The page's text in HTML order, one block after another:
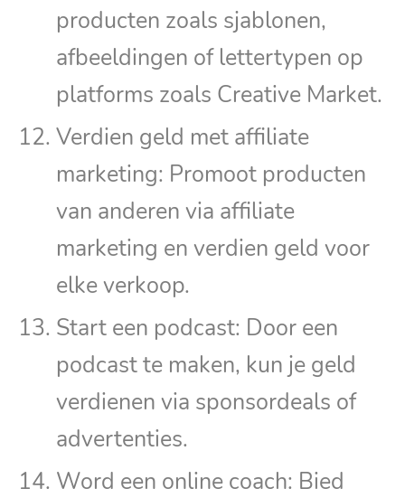
producten zoals sjablonen,
afbeeldingen of lettertypen op
platforms zoals Creative Market.
Verdien geld met affiliate
marketing: Promoot producten
van anderen via affiliate
marketing en verdien geld voor
elke verkoop.
Start een podcast: Door een
podcast te maken, kun je geld
verdienen via sponsordeals of
advertenties.
Word een online coach: Bied